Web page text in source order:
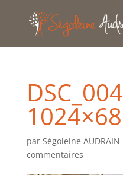
par Ségoleine AUDRAIN
commentaires